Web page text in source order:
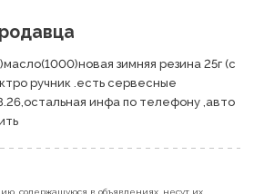
зимняя резина 25г (с
ручник .есть сервесные
инфа по телефону ,авто
содержащуюся в объявлениях, несут их